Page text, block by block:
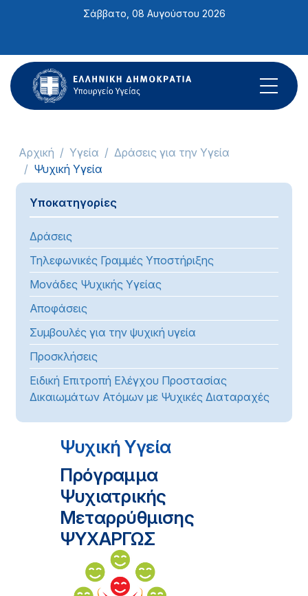
ιστότοπος
περιλαμβάνει
ένα
σύστημα
Σάββατο, 08 Αυγούστου 2026
Αρχική Υγεία
Δράσεις για την Υγεία
Ψυχική Υγεία
Υποκατηγορίες
Δράσεις
Τηλεφωνικές Γραμμές Υποστήριξης
Μονάδες Ψυχικής Υγείας
Αποφάσεις
Συμβουλές για την ψυχική υγεία
Προσκλήσεις
Ειδική Επιτροπή Ελέγχου Προστασίας
Δικαιωμάτων Ατόμων με Ψυχικές Διαταραχές
Ψυχική Υγεία
Πρόγραμμα
Ψυχιατρικής
Μεταρρύθμισης
ΨΥΧΑΡΓΩΣ